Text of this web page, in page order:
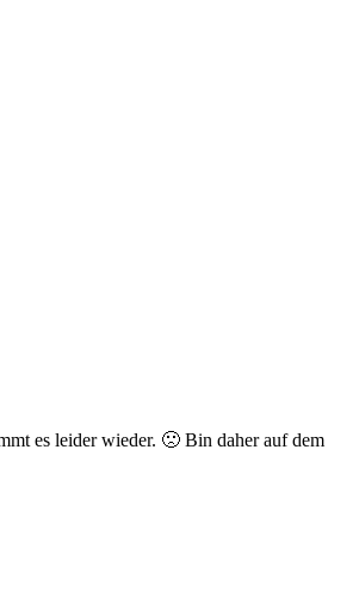
es leider wieder. 🙁 Bin daher auf dem